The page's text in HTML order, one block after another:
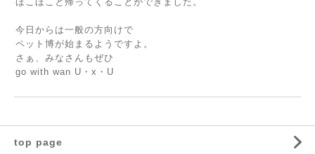
今日からは一般の方向けで
ペット博が始まるようですよ。
さぁ、みなさんもぜひ
go with wan U・x・U
top page